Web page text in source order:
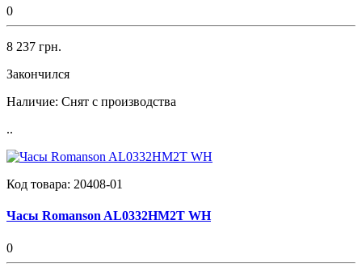
0
8 237 грн.
Закончился
Наличие: Снят с производства
..
Код товара: 20408-01
Часы Romanson AL0332HM2T WH
0